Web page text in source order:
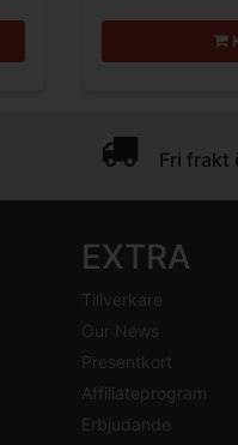
Fri frakt
EXTRA
Tillverkare
Our News
Presentkort
Affiliateprogram
Erbjudande